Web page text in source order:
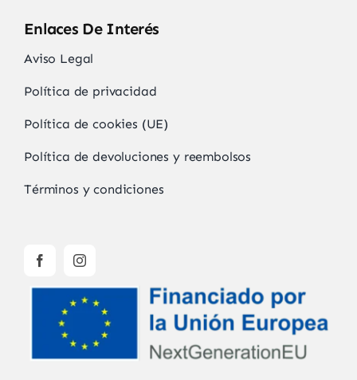
Enlaces De Interés
Aviso Legal
Política de privacidad
Política de cookies (UE)
Política de devoluciones y reembolsos
Términos y condiciones